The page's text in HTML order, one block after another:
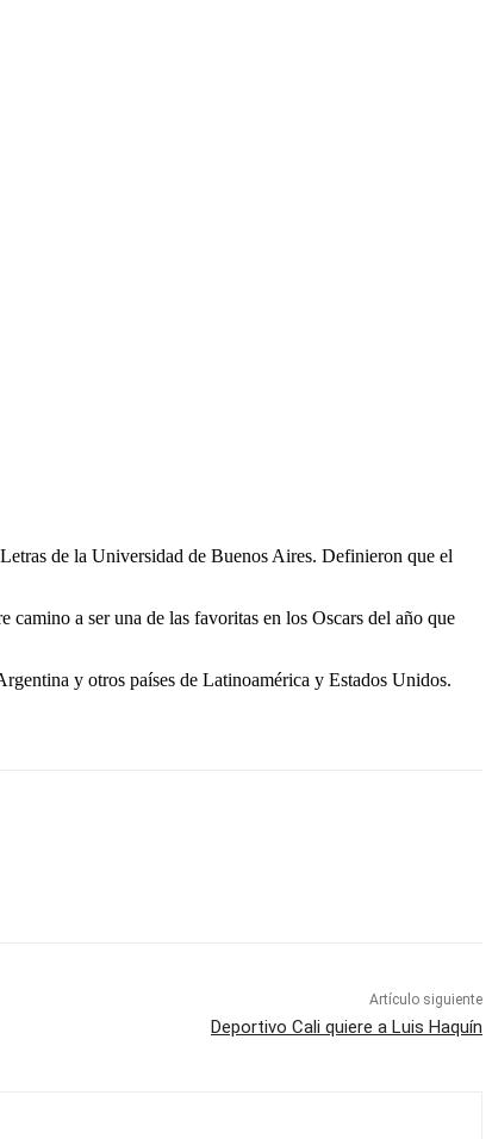
de la Universidad de Buenos Aires. Definieron que el
a ser una de las favoritas en los Oscars del año que
y otros países de Latinoamérica y Estados Unidos.
Artículo siguiente
Deportivo Cali quiere a Luis Haquín